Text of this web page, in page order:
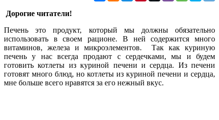
Дорогие читатели!
Печень это продукт, который мы должны обязательно
использовать в своем рационе. В ней содержится много
витаминов, железа и микроэлементов. Так как куриную
печень у нас всегда продают с сердечками, мы и будем
готовить котлеты из куриной печени и сердца. Из печени
готовят много блюд, но котлеты из куриной печени и сердца,
мне больше всего нравятся за его нежный вкус.